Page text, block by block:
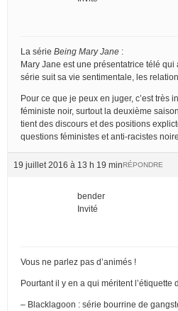
La série Being Mary Jane :
Mary Jane est une présentatrice télé qui
série suit sa vie sentimentale, les
Pour ce que je peux en juger, c’est très
féministe noir, surtout la deuxième
tient des discours et des positions
questions féministes et anti-racistes
19 juillet 2016 à 13 h 19 minRÉPONDRE
bender
Invité
Vous ne parlez pas d’animés !
Pourtant il y en a qui méritent l’étiquette
– Blacklagoon : série bourrine de